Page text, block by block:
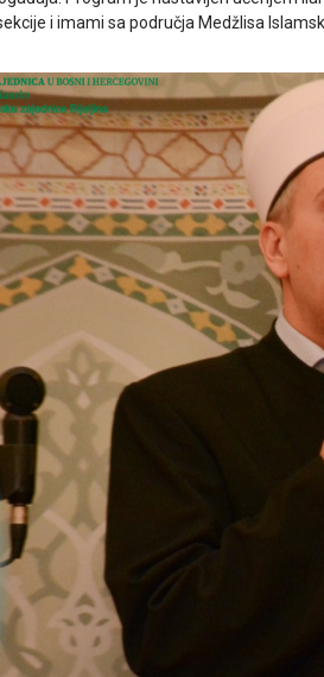
i imami sa područja Medžlisa